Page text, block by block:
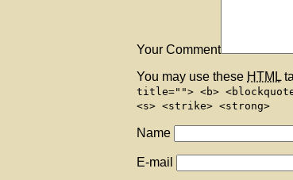
Your Comment
You may use these HTML
title=""> <b>
<s> <strike> <strong>
Name
E-mail